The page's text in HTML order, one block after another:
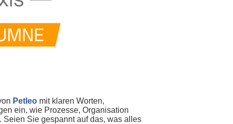
Petleo mit klaren Worten,
ein, wie Prozesse, Organisation
Sie gespannt auf das, was alles